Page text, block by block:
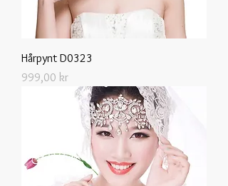
Hårpynt D0323
Pris
999,00 kr